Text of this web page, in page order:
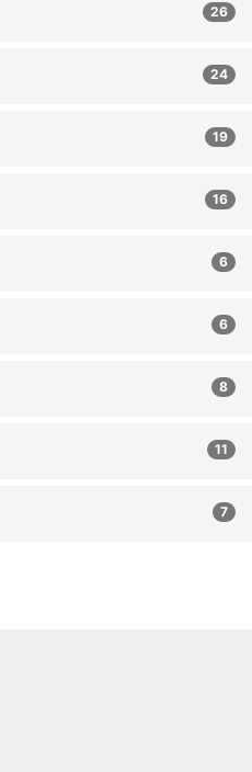
26
24
19
16
6
6
8
11
7